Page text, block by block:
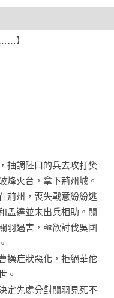
】
抽調陸口的兵去攻打樊
烽火台，拿下荊州城。
荊州，喪失戰意紛紛逃
孟達並未出兵相助。關
羽遇害，亟欲討伐吳國
操症狀惡化，拒絕華佗
。
定先處分對關羽見死不